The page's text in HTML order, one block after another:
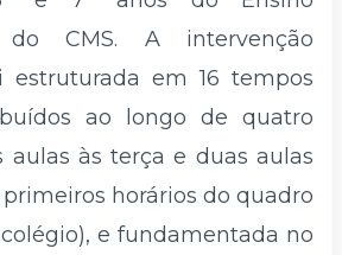
do CMS. A intervenção
estruturada em 16 tempos
ao longo de quatro
aulas às terça e duas aulas
horários do quadro
e fundamentada no